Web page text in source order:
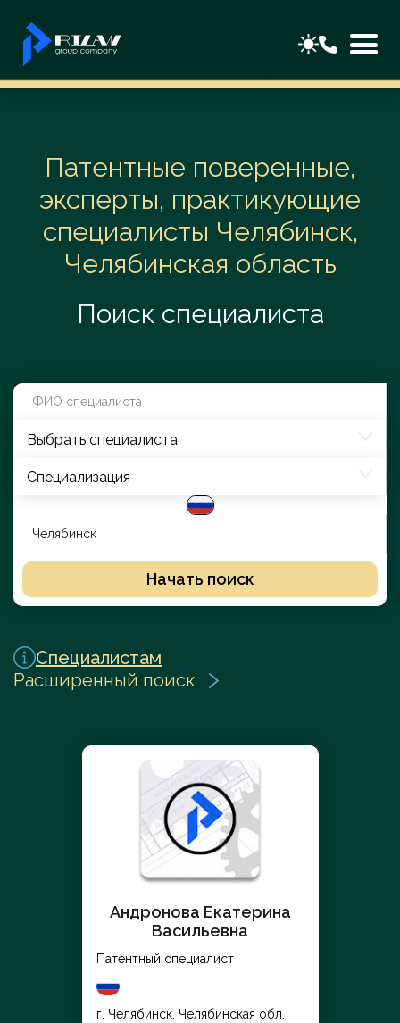
Патентные поверенные,
эксперты, практикующие
специалисты Челябинск,
Челябинская область
Поиск специалиста
Выбрать специалиста
Специализация
Начать поиск
Специалистам
Расширенный поиск
Андронова Екатерина
Васильевна
Патентный специалист
г. Челябинск, Челябинская обл.